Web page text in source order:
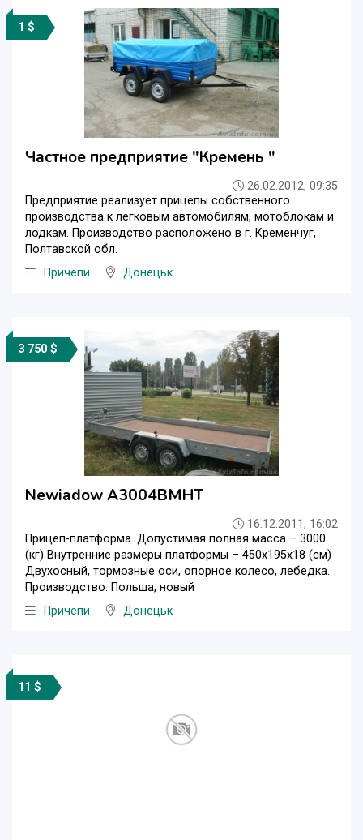
1 $
Частное предприятие "Кремень "
26.02.2012, 09:35
Предприятие реализует прицепы собственного
производства к легковым автомобилям, мотоблокам и
лодкам. Производство расположено в г. Кременчуг,
Полтавской обл.
Причепи
Донецьк
3 750 $
Newiadow A3004BMHT
16.12.2011, 16:02
Прицеп-платформа. Допустимая полная масса – 3000
(кг) Внутренние размеры платформы – 450х195х18 (см)
Двухосный, тормозные оси, опорное колесо, лебедка.
Производство: Польша, новый
Причепи
Донецьк
11 $